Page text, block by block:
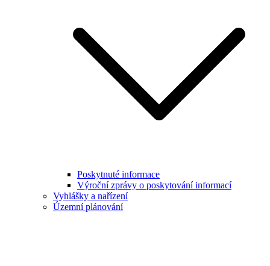
Poskytnuté informace
Výroční zprávy o poskytování informací
Vyhlášky a nařízení
Územní plánování